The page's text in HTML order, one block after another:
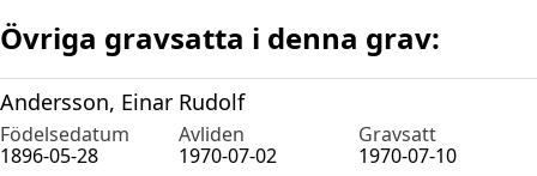
Övriga gravsatta i denna grav:
Andersson, Einar Rudolf
Födelsedatum Avliden
Gravsatt
1896-05-28
1970-07-02 1970-07-10